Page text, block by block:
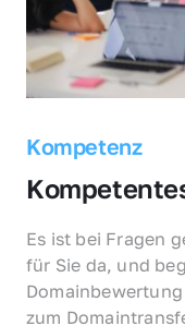
Kompetenz
Es ist bei Fragen
für Sie da, und
zum